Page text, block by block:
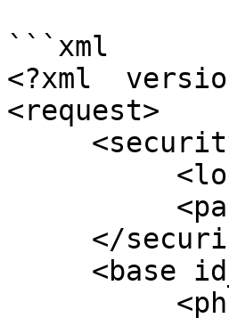
```xml
<?xml
<request>